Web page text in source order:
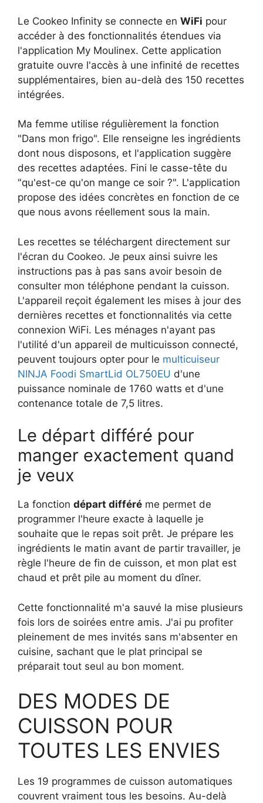
Le Cookeo Infinity se connecte en WiFi pour
accéder à des fonctionnalités étendues via
l'application My Moulinex. Cette application
gratuite ouvre l'accès à une infinité de recettes
supplémentaires, bien au-delà des 150 recettes
intégrées.
Ma femme utilise régulièrement la fonction
"Dans mon frigo". Elle renseigne les ingrédients
dont nous disposons, et l'application suggère
des recettes adaptées. Fini le casse-tête du
"qu'est-ce qu'on mange ce soir ?". L'application
propose des idées concrètes en fonction de ce
que nous avons réellement sous la main.
Les recettes se téléchargent directement sur
l'écran du Cookeo. Je peux ainsi suivre les
instructions pas à pas sans avoir besoin de
consulter mon téléphone pendant la cuisson.
L'appareil reçoit également les mises à jour des
dernières recettes et fonctionnalités via cette
connexion WiFi. Les ménages n'ayant pas
l'utilité d'un appareil de multicuisson connecté,
peuvent toujours opter pour le multicuiseur
NINJA Foodi SmartLid OL750EU d'une
puissance nominale de 1760 watts et d'une
contenance totale de 7,5 litres.
Le départ différé pour
manger exactement quand
je veux
La fonction départ différé me permet de
programmer l'heure exacte à laquelle je
souhaite que le repas soit prêt. Je prépare les
ingrédients le matin avant de partir travailler, je
règle l'heure de fin de cuisson, et mon plat est
chaud et prêt pile au moment du dîner.
Cette fonctionnalité m'a sauvé la mise plusieurs
fois lors de soirées entre amis. J'ai pu profiter
pleinement de mes invités sans m'absenter en
cuisine, sachant que le plat principal se
préparait tout seul au bon moment.
DES MODES DE
CUISSON POUR
TOUTES LES ENVIES
Les 19 programmes de cuisson automatiques
couvrent vraiment tous les besoins. Au-delà